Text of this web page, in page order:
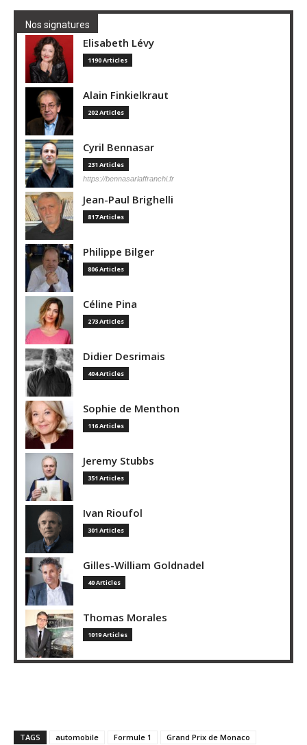
Nos signatures
Elisabeth Lévy
1190 Articles
Alain Finkielkraut
202 Articles
Cyril Bennasar
231 Articles
https://bennasarlaffranchi.fr
Jean-Paul Brighelli
817 Articles
Philippe Bilger
806 Articles
Céline Pina
273 Articles
Didier Desrimais
404 Articles
Sophie de Menthon
116 Articles
Jeremy Stubbs
351 Articles
Ivan Rioufol
301 Articles
Gilles-William Goldnadel
40 Articles
Thomas Morales
1019 Articles
TAGS automobile Formule 1
Grand Prix de Monaco